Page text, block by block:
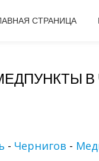
СТРАНИЦА
- Чернигов -